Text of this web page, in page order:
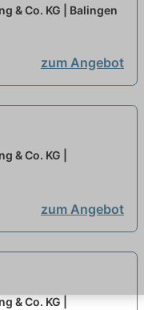
& Co. KG | Balingen
zum Angebot
/
w/d) Vollzeit
& Co. KG |
zum Angebot
/
& Co. KG |